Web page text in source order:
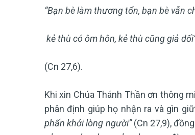
“Bạn bè làm thương tổn, bạn bè vẫn
kẻ thù có ôm hôn, kẻ thù cũng giả
(Cn 27,6).
Khi xin Chúa Thánh Thần ơn thông
phân định giúp họ nhận ra và gìn
phấn khởi lòng người”(Cn 27,9),